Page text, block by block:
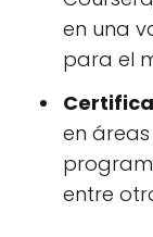
en una
para el
en
entre